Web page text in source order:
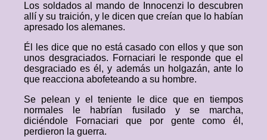
Los soldados al mando de Innocenzi lo descubren
allí y su traición, y le dicen que creían que lo habían
apresado los alemanes.
Él les dice que no está casado con ellos y que son
unos desgraciados. Fornaciari le responde que el
desgraciado es él, y además un holgazán, ante lo
que reacciona abofeteando a su hombre.
Se pelean y el teniente le dice que en tiempos
normales le habrían fusilado y se marcha,
diciéndole Fornaciari que por gente como él,
perdieron la guerra.